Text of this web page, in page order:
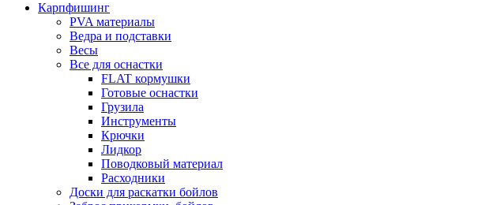
Карпфишинг
PVA материалы
Ведра и подставки
Весы
Все для оснастки
FLAT кормушки
Готовые оснастки
Грузила
Инструменты
Крючки
Лидкор
Поводковый материал
Расходники
Доски для раскатки бойлов